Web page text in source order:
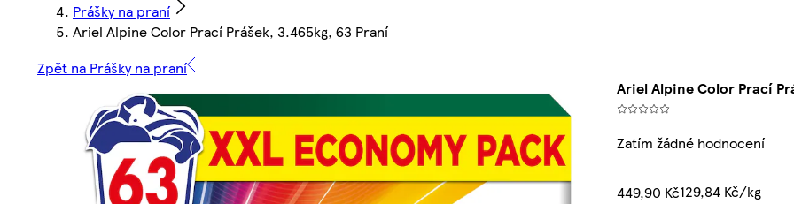
Prášky na praní
Ariel Alpine Color Prací Prášek, 3.465kg, 63 Praní
Zpět na Prášky na praní
Ariel Alpine Color Prací
Zatím žádné hodnocení
449,90 Kč129,84 Kč/kg